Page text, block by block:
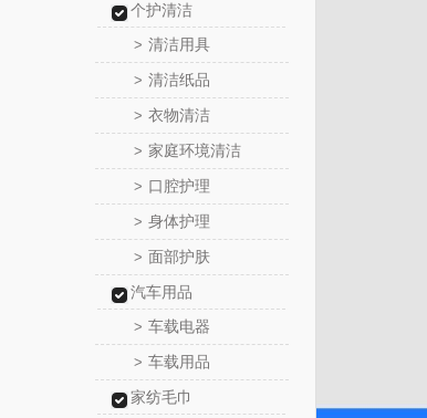
个护清洁
> 清洁用具
> 清洁纸品
> 衣物清洁
> 家庭环境清洁
> 口腔护理
> 身体护理
> 面部护肤
汽车用品
> 车载电器
> 车载用品
家纺毛巾